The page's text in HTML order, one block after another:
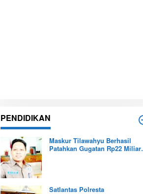
PENDIDIKAN
Maskur Tilawahyu Berhasil
Patahkan Gugatan Rp22 Miliar,
Satlantas Polresta